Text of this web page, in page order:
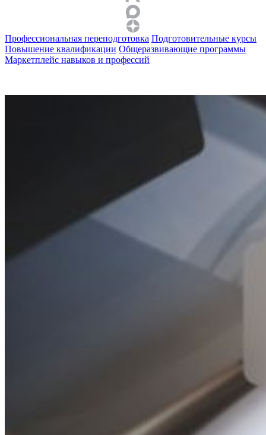
Профессиональная переподготовка Подготовительные курсы
Повышение квалификации Общеразвивающие программы
Маркетплейс навыков и профессий